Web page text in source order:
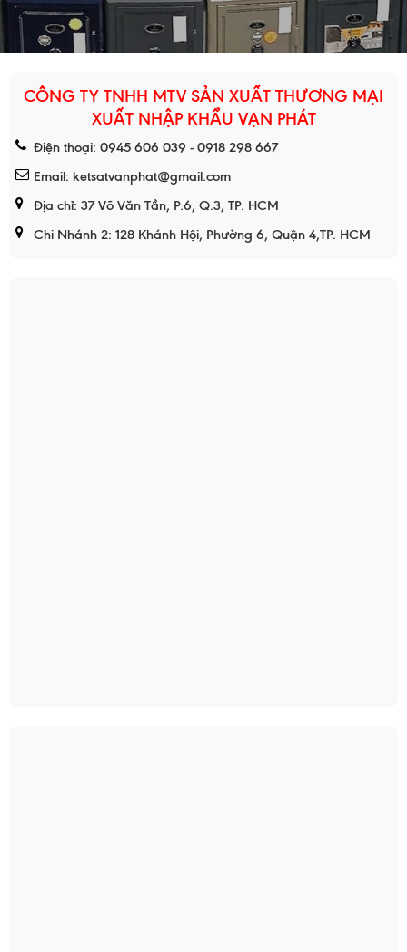
CÔNG TY TNHH MTV SẢN XUẤT THƯƠNG MẠI
XUẤT NHẬP KHẨU VẠN PHÁT
Điện thoại: 0945 606 039 - 0918 298 667
Email: ketsatvanphat@gmail.com
Địa chỉ: 37 Võ Văn Tần, P.6, Q.3, TP. HCM
Chi Nhánh 2: 128 Khánh Hội, Phường 6, Quận 4,TP. HCM